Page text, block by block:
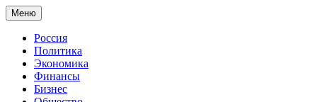
Меню
Россия
Политика
Экономика
Финансы
Бизнес